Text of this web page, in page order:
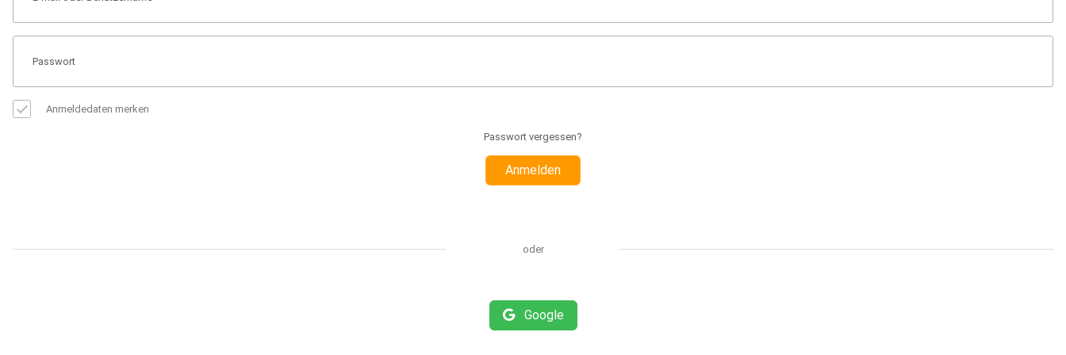
Anmeldedaten merken
Passwort vergessen?
Anmelden
oder
Google